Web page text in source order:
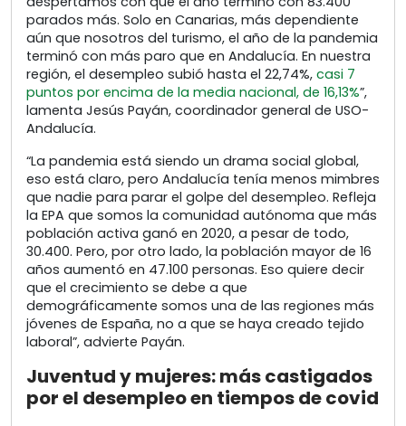
parados más. Solo en Canarias, más dependiente
aún que nosotros del turismo, el año de la pandemia
terminó con más paro que en Andalucía. En nuestra
región, el desempleo subió hasta el 22,74%, casi 7
puntos por encima de la media nacional, de 16,13%”,
lamenta Jesús Payán, coordinador general de USO-
Andalucía.
“La pandemia está siendo un drama social global,
eso está claro, pero Andalucía tenía menos mimbres
que nadie para parar el golpe del desempleo. Refleja
la EPA que somos la comunidad autónoma que más
población activa ganó en 2020, a pesar de todo,
30.400. Pero, por otro lado, la población mayor de 16
años aumentó en 47.100 personas. Eso quiere decir
que el crecimiento se debe a que
demográficamente somos una de las regiones más
jóvenes de España, no a que se haya creado tejido
laboral”, advierte Payán.
Juventud y mujeres: más castigados
por el desempleo en tiempos de covid